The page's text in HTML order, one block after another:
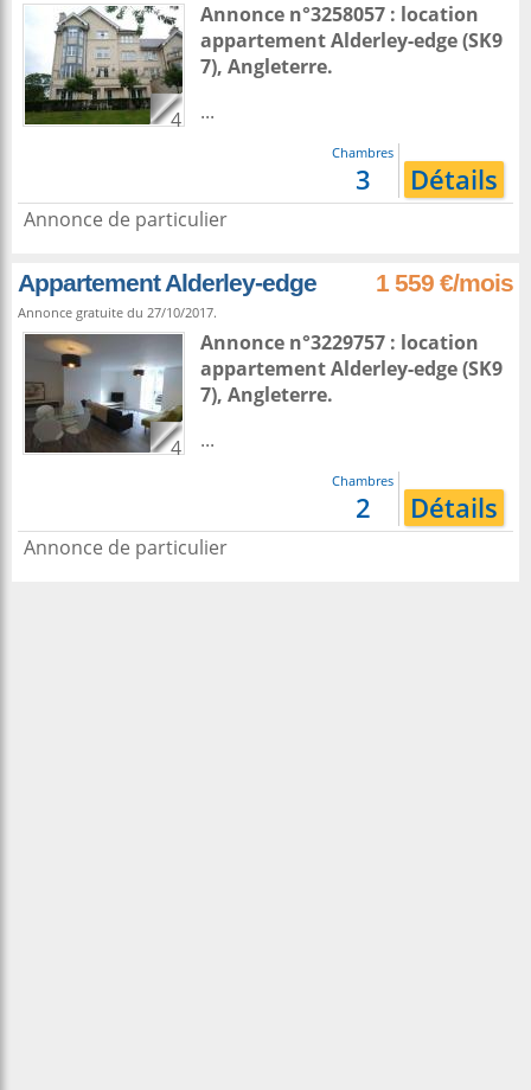
4
Annonce n°3258057 : location
appartementAlderley-edge(SK9
7), Angleterre.
...
Chambres
3 Détails
Annonce de particulier
Appartement Alderley-edge 1 559 €/mois
Annonce gratuite du 27/10/2017.
4
Annonce n°3229757 : location
appartementAlderley-edge(SK9
7), Angleterre.
...
Chambres
2 Détails
Annonce de particulier